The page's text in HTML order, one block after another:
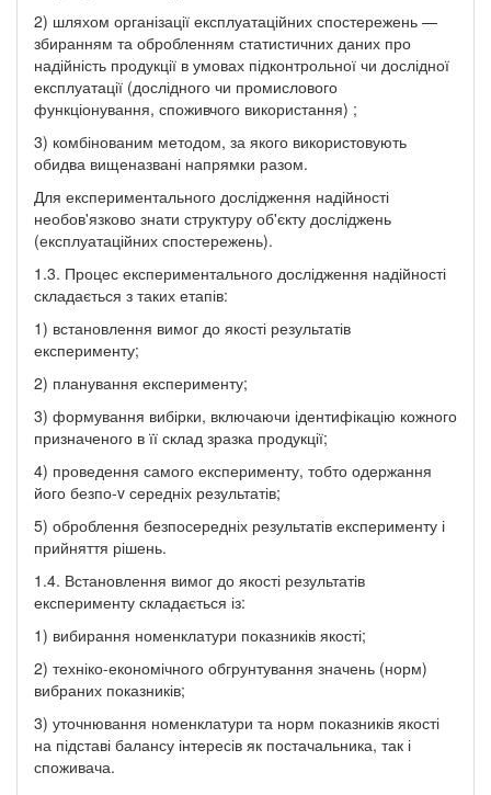
2) шляхом організації експлуатаційних спостережень —
збиранням та обробленням статистичних даних про
надійність продукції в умовах підконтрольної чи дослідної
експлуатації (дослідного чи промислового
функціонування, споживчого використання) ;
3) комбінованим методом, за якого використовують
обидва вищеназвані напрямки разом.
Для експериментального дослідження надійності
необов'язково знати структуру об'єкту досліджень
(експлуатаційних спостережень).
1.3. Процес експериментального дослідження надійності
складається з таких етапів:
1) встановлення вимог до якості результатів
експерименту;
2) планування експерименту;
3) формування вибірки, включаючи ідентифікацію кожного
призначеного в її склад зразка продукції;
4) проведення самого експерименту, тобто одержання
його безпо-v середніх результатів;
5) оброблення безпосередніх результатів експерименту і
прийняття рішень.
1.4. Встановлення вимог до якості результатів
експерименту складається із:
1) вибирання номенклатури показників якості;
2) техніко-економічного обгрунтування значень (норм)
вибраних показників;
3) уточнювання номенклатури та норм показників якості
на підставі балансу інтересів як постачальника, так і
споживача.